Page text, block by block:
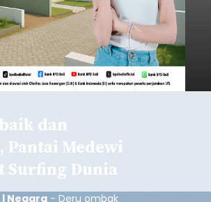
dan
Pantai Medewi
Surfing Dunia
Negara - Deru ombak